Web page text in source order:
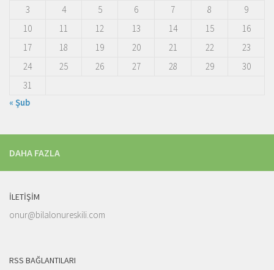
3
4 5 6 7 8
9
10
11 12 13 14 15
16
17
18 19 20 21 22
23
24
25 26 27 28 29
30
31
« Şub
DAHA FAZLA
İLETIŞIM
onur@bilalonureskili.com
RSS BAĞLANTILARI